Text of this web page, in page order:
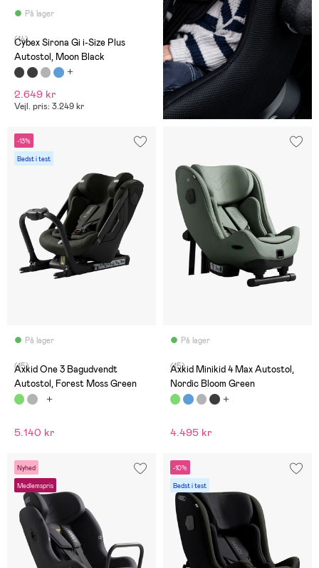
På lager
(14)
Cybex Sirona Gi i-Size Plus
Autostol, Moon Black
2.649 kr
Vejl. pris: 3.249 kr
-13%
Bedst i test
På lager
(15)
Axkid One 3 Bagudvendt
Autostol, Forest Moss Green
5.140 kr
På lager
(15)
Axkid Minikid 4 Max Autostol,
Nordic Bloom Green
4.495 kr
Nyhed
Medlemspris
-10%
Bedst i test